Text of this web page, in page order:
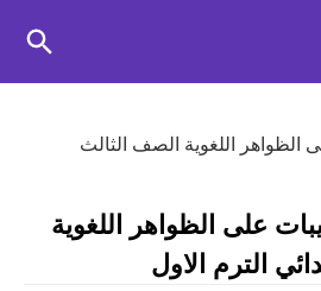
الظواهر اللغوية الصف الثالث
على الظواهر اللغوية
الترم الاول